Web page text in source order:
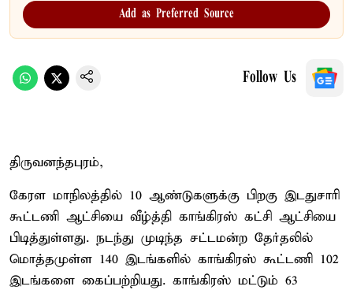
Add as Preferred Source
Follow Us
திருவனந்தபுரம்,
கேரள மாநிலத்தில் 10 ஆண்டுகளுக்கு பிறகு இடதுசாரி
கூட்டணி ஆட்சியை வீழ்த்தி காங்கிரஸ் கட்சி ஆட்சியை
பிடித்துள்ளது. நடந்து முடிந்த சட்டமன்ற தேர்தலில்
மொத்தமுள்ள 140 இடங்களில் காங்கிரஸ் கூட்டணி 102
இடங்களை கைப்பற்றியது. காங்கிரஸ் மட்டும் 63